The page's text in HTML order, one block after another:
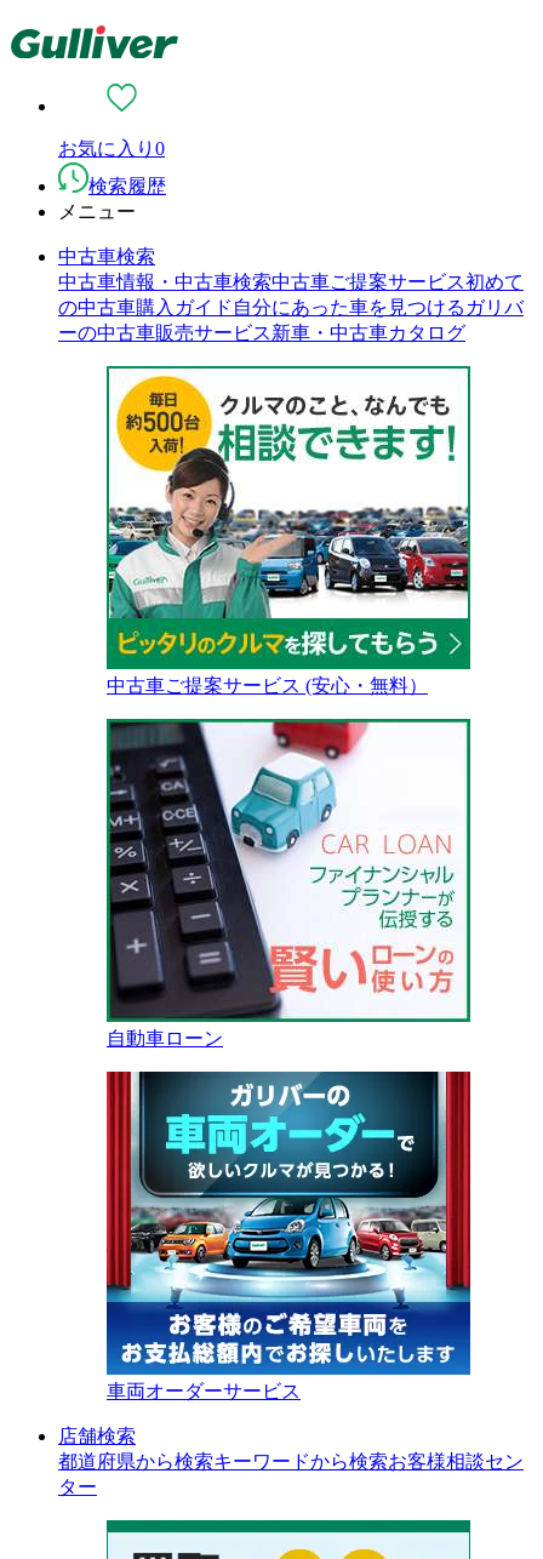
お気に入り 0
検索履歴
メニュー
中古車検索
中古車情報・中古車検索中古車ご提案サービス初めて
の中古車購入ガイド 自分にあった車を見つける ガリバ
ーの中古車販売サービス新車・中古車カタログ
中古車ご提案サービス (安心・無料）
自動車ローン
車両オーダーサービス
店舗検索
都道府県から検索キーワードから検索お客様相談セン
ター